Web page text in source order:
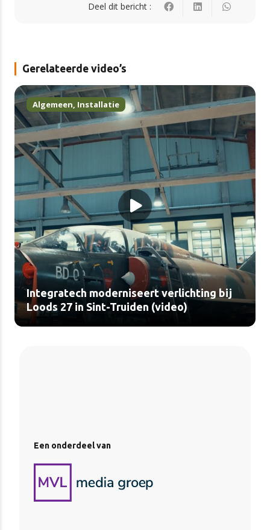
Deel dit bericht :
Gerelateerde video’s
Algemeen, Installatie
Integratech moderniseert verlichting bij
Loods 27 in Sint-Truiden (video)
Een onderdeel van